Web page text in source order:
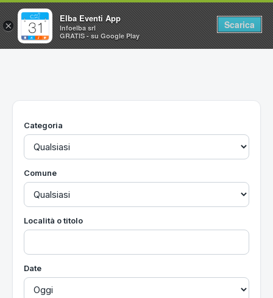
Home
Utilità
Categoria
Comune
Località o titolo
Date
×
Elba Eventi App
Infoelba srl
GRATIS - su Google Play
Scarica